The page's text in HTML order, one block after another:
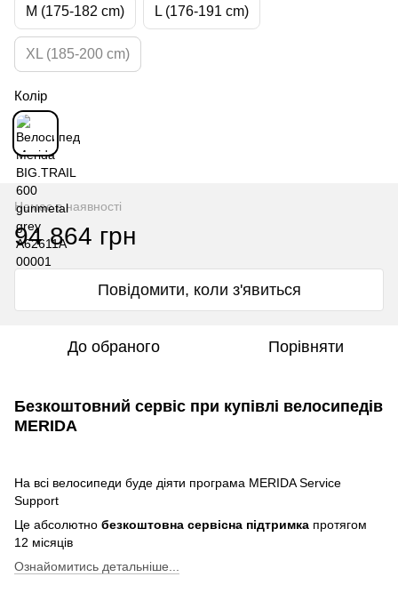
M (175-182 cm) L (176-191 cm)
XL (185-200 cm)
Колір
Немає в наявності
94 864 грн
Повідомити, коли з'явиться
До обраного Порівняти
Безкоштовний сервіс при купівлі велосипедів
MERIDA
На всі велосипеди буде діяти програма MERIDA Service
Support
Це абсолютно безкоштовна сервісна підтримка протягом
12 місяців
Ознайомитись детальніше...